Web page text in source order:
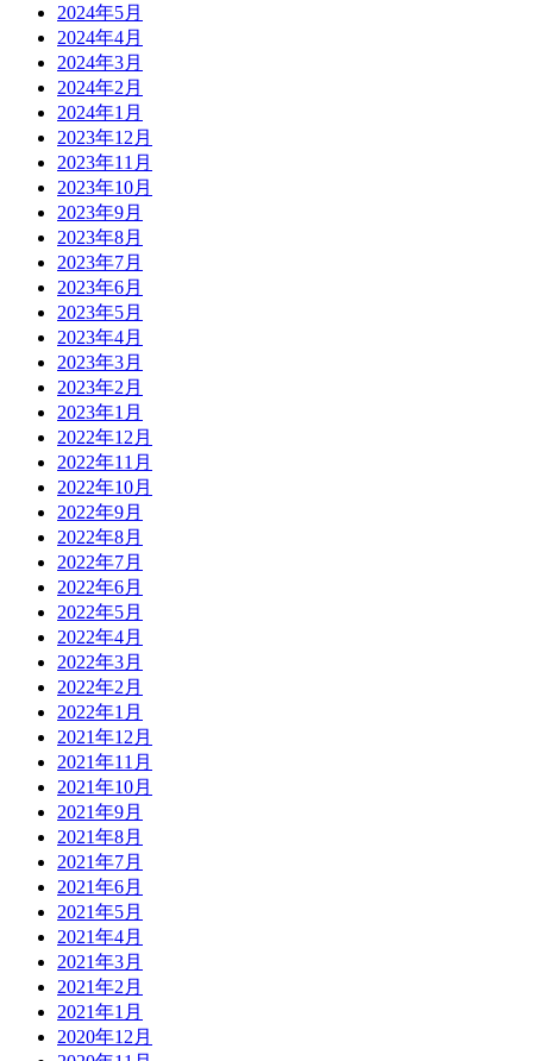
2024年5月
2024年4月
2024年3月
2024年2月
2024年1月
2023年12月
2023年11月
2023年10月
2023年9月
2023年8月
2023年7月
2023年6月
2023年5月
2023年4月
2023年3月
2023年2月
2023年1月
2022年12月
2022年11月
2022年10月
2022年9月
2022年8月
2022年7月
2022年6月
2022年5月
2022年4月
2022年3月
2022年2月
2022年1月
2021年12月
2021年11月
2021年10月
2021年9月
2021年8月
2021年7月
2021年6月
2021年5月
2021年4月
2021年3月
2021年2月
2021年1月
2020年12月